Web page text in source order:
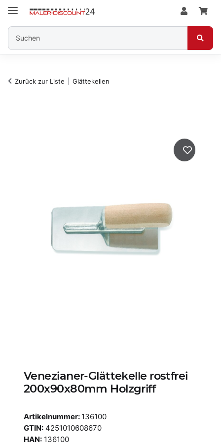
Zurück zur Liste Glättekellen
Venezianer-Glättekelle rostfrei
200x90x80mm Holzgriff
Artikelnummer: 136100
GTIN: 4251010608670
HAN: 136100